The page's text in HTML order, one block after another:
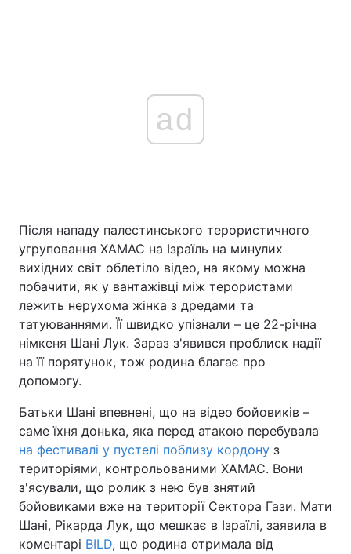
Головна Війна
Україна Політика
Економіка Світ
Спорт Наука
Техно і зв'язок
Зброя Інциденти
Здоров'я Туризм
Цікавинки Погода
Екологія Регіони
Лонгріди
ad
Після нападу палестинського терористичного
угруповання ХАМАС на Ізраїль на минулих
вихідних світ облетіло відео, на якому можна
побачити, як у вантажівці між терористами
лежить нерухома жінка з дредами та
татуюваннями. Її швидко упізнали – це 22-річна
німкеня Шані Лук. Зараз з'явився проблиск надії
на її порятунок, тож родина благає про
допомогу.
Батьки Шані впевнені, що на відео бойовиків –
саме їхня донька, яка перед атакою перебувала
на фестивалі у пустелі поблизу кордону з
територіями, контрольованими ХАМАС. Вони
з'ясували, що ролик з нею був знятий
бойовиками вже на території Сектора Гази. Мати
Шані, Рікарда Лук, що мешкає в Ізраїлі, заявила в
коментарі BILD, що родина отримала від